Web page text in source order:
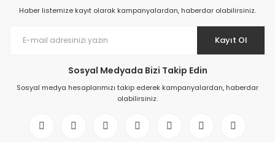
Haber listemize kayıt olarak kampanyalardan, haberdar olabilirsiniz.
Kayıt Ol
Sosyal Medyada Bizi Takip Edin
Sosyal medya hesaplarımızı takip ederek kampanyalardan, haberdar
olabilirsiniz.